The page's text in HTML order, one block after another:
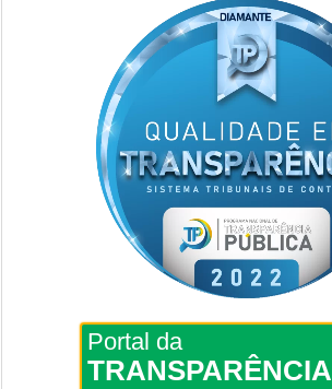
Portal da
TRANSPARÊNCIA